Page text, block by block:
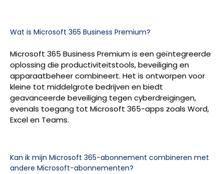
Wat is Microsoft 365 Business Premium?
Microsoft 365 Business Premium is een geïntegreerde
oplossing die productiviteitstools, beveiliging en
apparaatbeheer combineert. Het is ontworpen voor
kleine tot middelgrote bedrijven en biedt
geavanceerde beveiliging tegen cyberdreigingen,
evenals toegang tot Microsoft 365-apps zoals Word,
Excel en Teams.
Kan ik mijn Microsoft 365-abonnement combineren met
andere Microsoft-abonnementen?